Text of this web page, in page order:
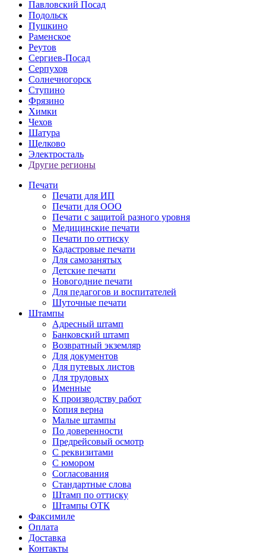
Павловский Посад
Подольск
Пушкино
Раменское
Реутов
Сергиев-Посад
Серпухов
Солнечногорск
Ступино
Фрязино
Химки
Чехов
Шатура
Щелково
Электросталь
Другие регионы
Печати
Печати для ИП
Печати для ООО
Печати с защитой разного уровня
Медицинские печати
Печати по оттиску
Кадастровые печати
Для самозанятых
Детские печати
Новогодние печати
Для педагогов и воспитателей
Шуточные печати
Штампы
Адресный штамп
Банковский штамп
Возвратный экземляр
Для документов
Для путевых листов
Для трудовых
Именные
К производству работ
Копия верна
Малые штампы
По доверенности
Предрейсовый осмотр
С реквизитами
С юмором
Согласования
Стандартные слова
Штамп по оттиску
Штампы ОТК
Факсимиле
Оплата
Доставка
Контакты